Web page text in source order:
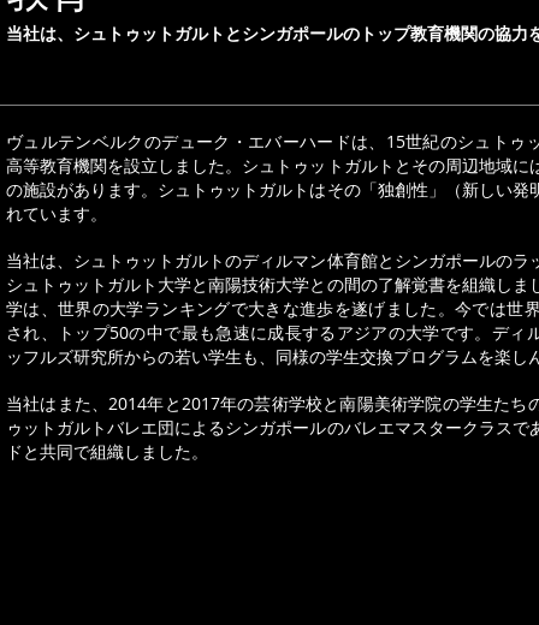
当社は、シュトゥットガルトとシンガポールのトップ教育機関の協力
ヴュルテンベルクのデューク・エバーハードは、15世紀のシュトゥ
高等教育機関を設立しました。シュトゥットガルトとその周辺地域に
の施設があります。シュトゥットガルトはその「独創性」（新しい発
れています。
当社は、シュトゥットガルトのディルマン体育館とシンガポールのラ
シュトゥットガルト大学と南陽技術大学との間の了解覚書を組織しま
学は、世界の大学ランキングで大きな進歩を遂げました。今では世
され、トップ50の中で最も急速に成長するアジアの大学です。ディ
ッフルズ研究所からの若い学生も、同様の学生交換プログラムを楽し
当社はまた、2014年と2017年の芸術学校と南陽美術学院の学生たち
ゥットガルトバレエ団によるシンガポールのバレエマスタークラスで
ドと共同で組織しました。